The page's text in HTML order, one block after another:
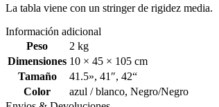
La tabla viene con un stringer de rigidez media.
Información adicional
Peso
2 kg
Dimensiones 10 × 45 × 105 cm
Tamaño
41.5», 41″, 42“
Color
azul / blanco, Negro/Negro